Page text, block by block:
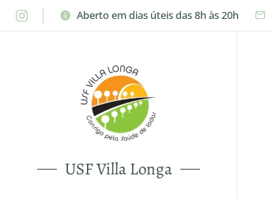
Aberto em dias úteis das 8h às 20h
USF Villa Longa